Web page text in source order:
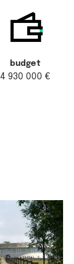
budget
4 930 000 €